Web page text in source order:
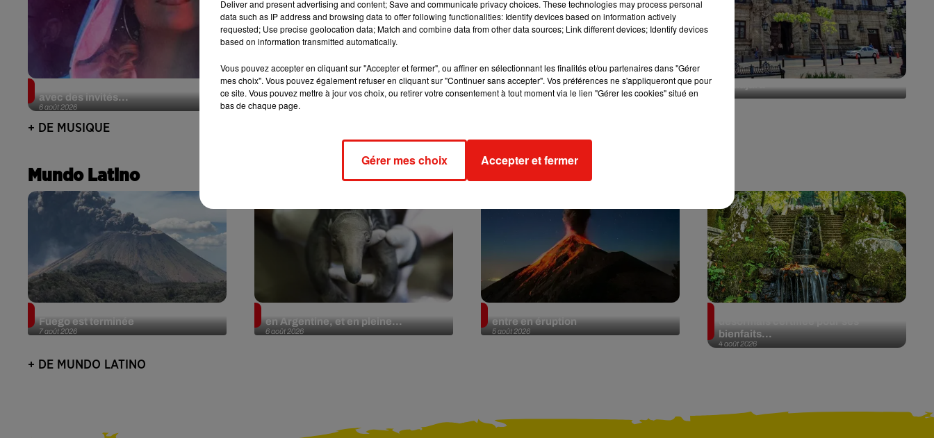
6 août 2026
Karol G dévoile la tracklist de son nouvel album…
avec des invités...
Benny Blanco invite Selena Gomez et Becky G sur
son nouveau single
31 juillet 2026
Escapade à Guadalajara
+ DE MUSIQUE
Mundo Latino
7 août 2026
Fuego est terminée
6 août 2026
en Argentine, et en pleine...
5 août 2026
entre en éruption
4 août 2026
bienfaits...
+ DE MUNDO LATINO
Deliver and present advertising and content; Save and communicate privacy choices. These technologies may process personal
data such as IP address and browsing data to offer following functionalities: Identify devices based on information actively
requested; Use precise geolocation data; Match and combine data from other data sources; Link different devices; Identify devices
based on information transmitted automatically.
Vous pouvez accepter en cliquant sur "Accepter et fermer", ou affiner en sélectionnant les finalités et/ou partenaires dans "Gérer
mes choix". Vous pouvez également refuser en cliquant sur "Continuer sans accepter". Vos préférences ne s'appliqueront que pour
ce site. Vous pouvez mettre à jour vos choix, ou retirer votre consentement à tout moment via le lien "Gérer les cookies" situé en
bas de chaque page.
Gérer mes choix Accepter et fermer